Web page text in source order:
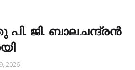
പി. ജി. ബാലചന്ദ്രൻ
2026